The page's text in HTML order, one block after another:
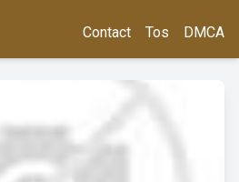
Contact Tos DMCA